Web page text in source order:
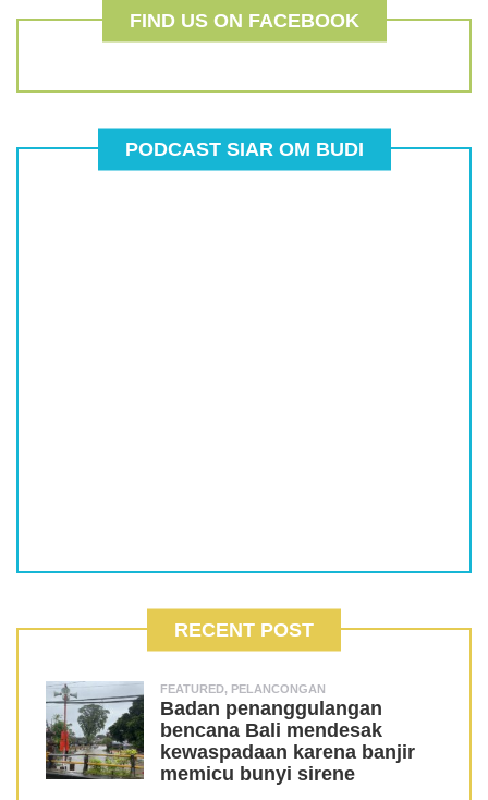
FIND US ON FACEBOOK
PODCAST SIAR OM BUDI
RECENT POST
FEATURED, PELANCONGAN
Badan penanggulangan
bencana Bali mendesak
kewaspadaan karena banjir
memicu bunyi sirene